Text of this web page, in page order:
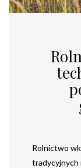
Rolnictwo